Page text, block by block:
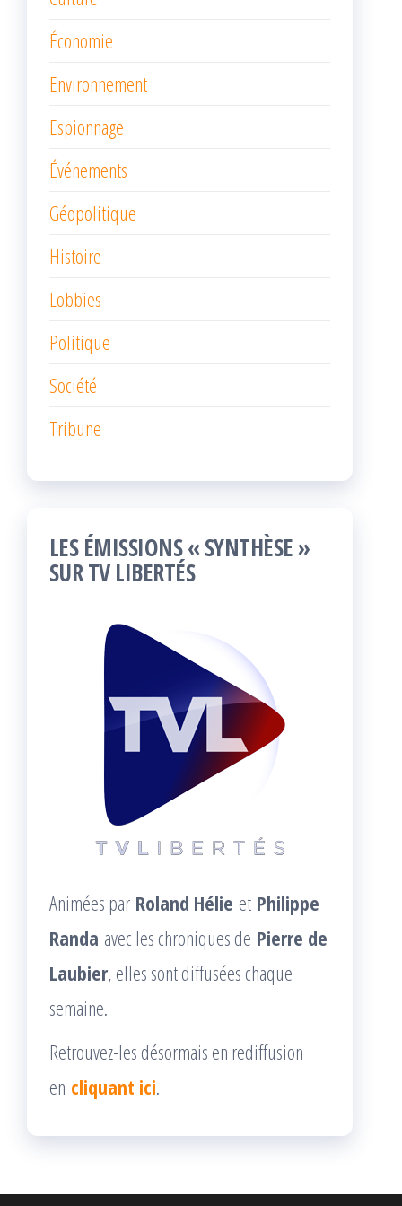
Économie
Environnement
Espionnage
Événements
Géopolitique
Histoire
Lobbies
Politique
Société
Tribune
LES ÉMISSIONS « SYNTHÈSE »
SUR TV LIBERTÉS
Animées par Roland Hélie et Philippe
Randa avec les chroniques de Pierre de
Laubier, elles sont diffusées chaque
semaine.
Retrouvez-les désormais en rediffusion
en cliquant ici.